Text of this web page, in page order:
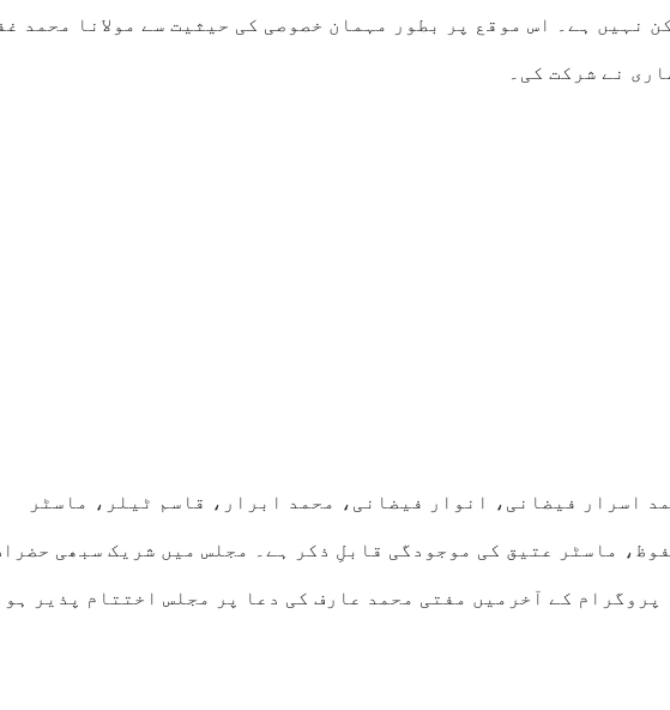
نہیں ہے۔ اس موقع پر بطور مہمان خصوصی کی حیثیت سے مولانا محمد
نے شرکت کی۔
اسرار فیضانی، انوار فیضانی، محمد ابرار، قاسم ٹیلر، ماسٹر
ماسٹر عتیق کی موجودگی قابلِ ذکر ہے۔ مجلس میں شریک سبھی
کے آخرمیں مفتی محمد عارف کی دعا پر مجلس اختتام پذیر